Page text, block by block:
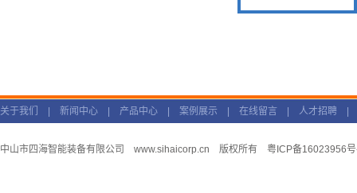
关于我们 新闻中心 产品中心 案例展示 在线留言 人才招聘
中山市四海智能装备有限公司 www.sihaicorp.cn 版权所有 粤ICP备16023956